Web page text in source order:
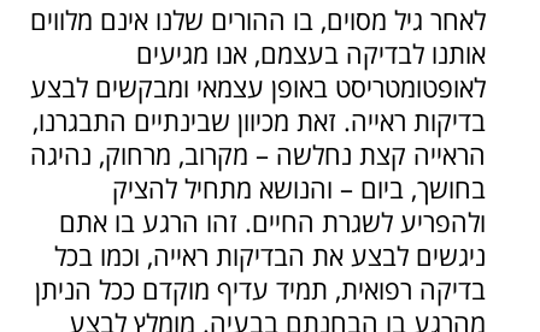
לאחר גיל מסוים, בו ההורים שלנו אינם מלווים
אותנו לבדיקה בעצמם, אנו מגיעים
לאופטומטריסט באופן עצמאי ומבקשים לבצע
בדיקות ראייה. זאת מכיוון שבינתיים התבגרנו,
הראייה קצת נחלשה – מקרוב, מרחוק, נהיגה
בחושך, ביום – והנושא מתחיל להציק
ולהפריע לשגרת החיים. זהו הרגע בו אתם
ניגשים לבצע את הבדיקות ראייה, וכמו בכל
בדיקה רפואית, תמיד עדיף מוקדם ככל הניתן
מהרגע בו הבחנתם בבעיה. מומלץ לבצע